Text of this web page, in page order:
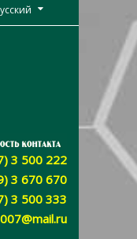
3 500 222
3 670 670
3 500 333